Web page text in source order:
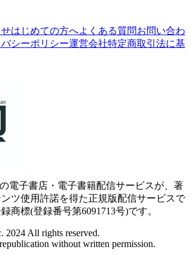
はじめての方へよくある質問お問い合わ
シーポリシー運営会社特定商取引法に基
電子書店・電子書籍配信サービスが、著
ツ使用許諾を得た正規版配信サービスで
商標(登録番号第6091713号)です。
2024 All rights reserved.
without written permission.